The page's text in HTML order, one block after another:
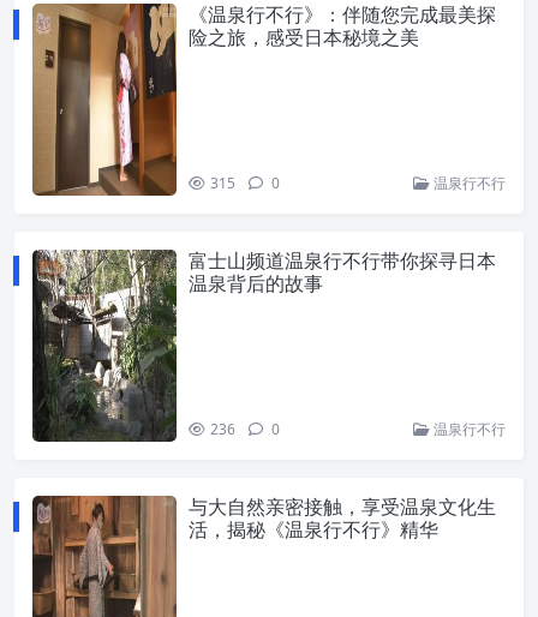
《温泉行不行》：伴随您完成最美探
险之旅，感受日本秘境之美
315 0 温泉行不行
富士山频道温泉行不行带你探寻日本
温泉背后的故事
236 0 温泉行不行
与大自然亲密接触，享受温泉文化生
活，揭秘《温泉行不行》精华